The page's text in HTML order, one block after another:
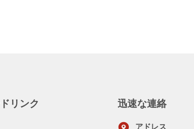
リンク 迅速な連絡
アドレス